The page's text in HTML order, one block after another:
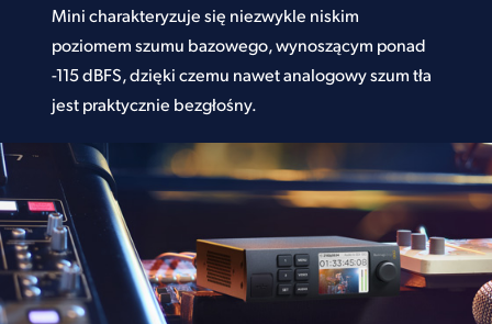
Mini charakteryzuje się niezwykle niskim
poziomem szumu bazowego, wynoszącym ponad
-115 dBFS, dzięki czemu nawet analogowy szum tła
jest praktycznie bezgłośny.